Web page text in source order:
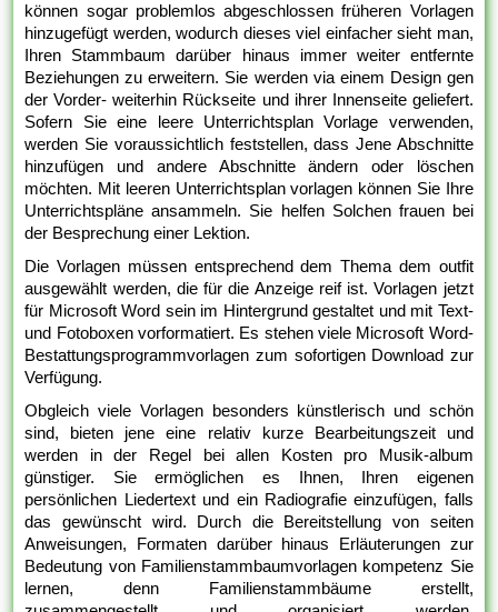
können sogar problemlos abgeschlossen früheren Vorlagen
hinzugefügt werden, wodurch dieses viel einfacher sieht man,
Ihren Stammbaum darüber hinaus immer weiter entfernte
Beziehungen zu erweitern. Sie werden via einem Design gen
der Vorder- weiterhin Rückseite und ihrer Innenseite geliefert.
Sofern Sie eine leere Unterrichtsplan Vorlage verwenden,
werden Sie voraussichtlich feststellen, dass Jene Abschnitte
hinzufügen und andere Abschnitte ändern oder löschen
möchten. Mit leeren Unterrichtsplan vorlagen können Sie Ihre
Unterrichtspläne ansammeln. Sie helfen Solchen frauen bei
der Besprechung einer Lektion.
Die Vorlagen müssen entsprechend dem Thema dem outfit
ausgewählt werden, die für die Anzeige reif ist. Vorlagen jetzt
für Microsoft Word sein im Hintergrund gestaltet und mit Text-
und Fotoboxen vorformatiert. Es stehen viele Microsoft Word-
Bestattungsprogrammvorlagen zum sofortigen Download zur
Verfügung.
Obgleich viele Vorlagen besonders künstlerisch und schön
sind, bieten jene eine relativ kurze Bearbeitungszeit und
werden in der Regel bei allen Kosten pro Musik-album
günstiger. Sie ermöglichen es Ihnen, Ihren eigenen
persönlichen Liedertext und ein Radiografie einzufügen, falls
das gewünscht wird. Durch die Bereitstellung von seiten
Anweisungen, Formaten darüber hinaus Erläuterungen zur
Bedeutung von Familienstammbaumvorlagen kompetenz Sie
lernen, denn Familienstammbäume erstellt,